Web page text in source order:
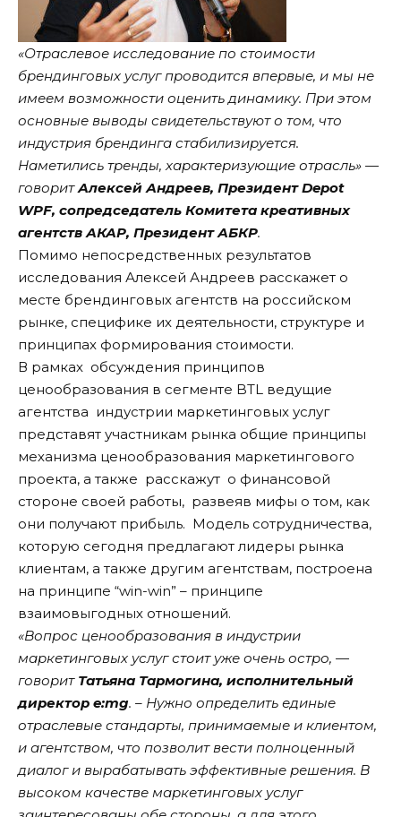
«Отраслевое исследование по стоимости
брендинговых услуг проводится впервые, и мы не
имеем возможности оценить динамику. При этом
основные выводы свидетельствуют о том, что
индустрия брендинга стабилизируется.
Наметились тренды, характеризующие отрасль» —
говоритАлексей Андреев, Президент Depot
WPF, сопредседатель Комитета креативных
агентств АКАР, Президент АБКР.
Помимо непосредственных результатов
исследования Алексей Андреев расскажет о
месте брендинговых агентств на российском
рынке, специфике их деятельности, структуре и
принципах формирования стоимости.
В рамках обсуждения принципов
ценообразования в сегменте BTL ведущие
агентства индустрии маркетинговых услуг
представят участникам рынка общие принципы
механизма ценообразования маркетингового
проекта, а также расскажут о финансовой
стороне своей работы, развеяв мифы о том, как
они получают прибыль. Модель сотрудничества,
которую сегодня предлагают лидеры рынка
клиентам, а также другим агентствам, построена
на принципе “win-win” – принципе
взаимовыгодных отношений.
«Вопрос ценообразования в индустрии
маркетинговых услуг стоит уже очень остро, —
говорит Татьяна Тармогина, исполнительный
директор e:mg. – Нужно определить единые
отраслевые стандарты, принимаемые и клиентом,
и агентством, что позволит вести полноценный
диалог и вырабатывать эффективные решения. В
высоком качестве маркетинговых услуг